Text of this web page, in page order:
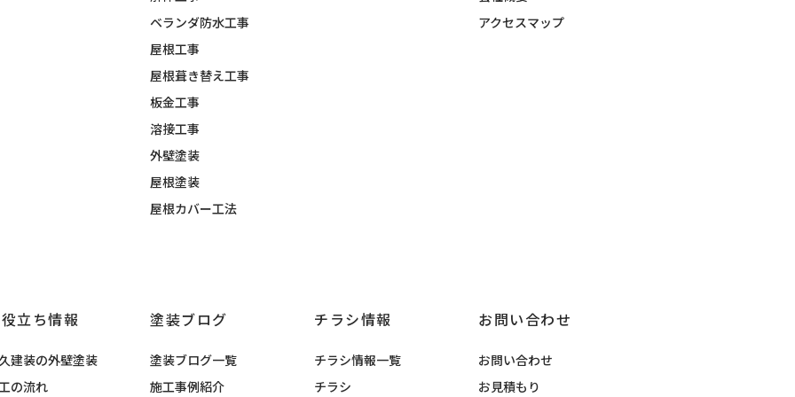
ベランダ防水工事
屋根工事
屋根葺き替え工事
板金工事
溶接工事
外壁塗装
屋根塗装
屋根カバー工法
アクセスマップ
立ち情報
建装の外壁塗装
の流れ
塗装ブログ
塗装ブログ一覧
施工事例紹介
チラシ情報
チラシ情報一覧
チラシ
お問い合わせ
お問い合わせ
お見積もり